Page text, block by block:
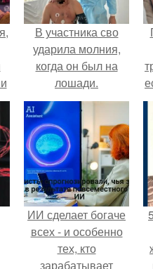
В участника сво
ударила молния,
когда он был на
лошади.
ИИ сделает богаче
всех - и особенно
тех, кто
зарабатывает